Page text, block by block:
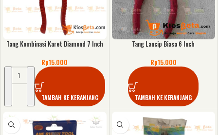
Tang Kombinasi Karet Diamond 7 Inch
Rp15.000
TAMBAH KE KERANJANG
Tang Lancip Biasa 6 Inch
Rp15.000
TAMBAH KE KERANJANG